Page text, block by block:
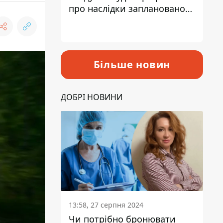
про наслідки запланованого
Більше новин
ДОБРІ НОВИНИ
13:58, 27 серпня 2024
Чи потрібно бронювати